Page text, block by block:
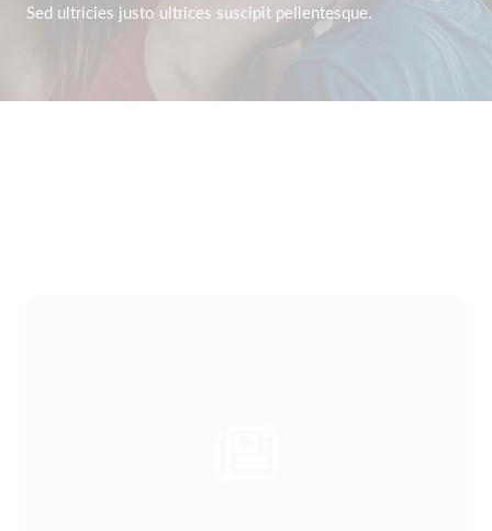
Sed ultricies justo ultrices suscipit pellentesque.